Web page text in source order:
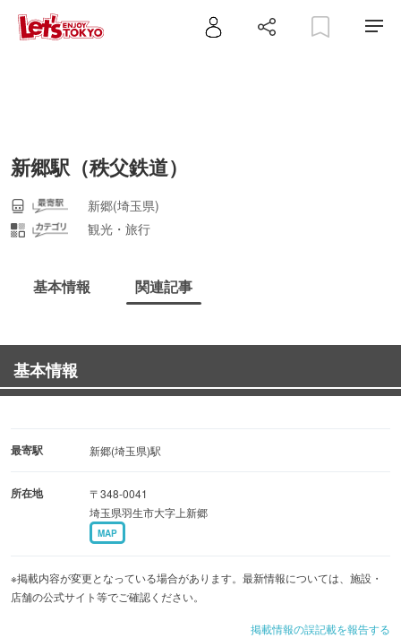
新郷駅（秩父鉄道）
新郷(埼玉県)
観光・旅行
基本情報 関連記事
基本情報
最寄駅 新郷(埼玉県)駅
所在地
〒348-0041
埼玉県羽生市大字上新郷
MAP
※掲載内容が変更となっている場合があります。最新情報については、施設・
店舗の公式サイト等でご確認ください。
掲載情報の誤記載を報告する